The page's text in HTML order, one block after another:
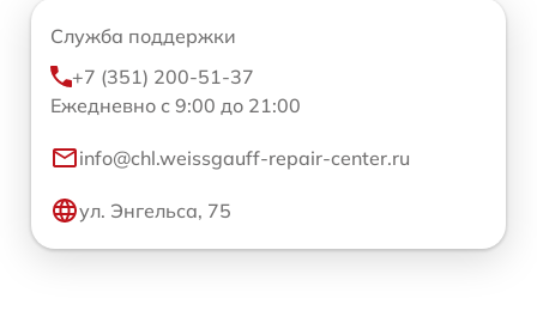
Служба поддержки
+7 (351) 200-51-37
Ежедневно с 9:00 до 21:00
info@chl.weissgauff-repair-center.ru
ул. Энгельса, 75